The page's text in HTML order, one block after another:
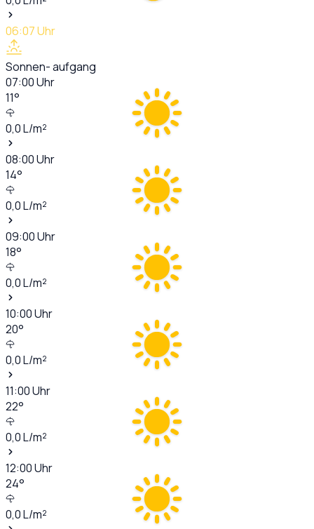
06:07Uhr
Sonnen- aufgang
07:00Uhr
11°
0,0L/m²
08:00Uhr
14°
0,0L/m²
09:00Uhr
18°
0,0L/m²
10:00Uhr
20°
0,0L/m²
11:00Uhr
22°
0,0L/m²
12:00Uhr
24°
0,0L/m²